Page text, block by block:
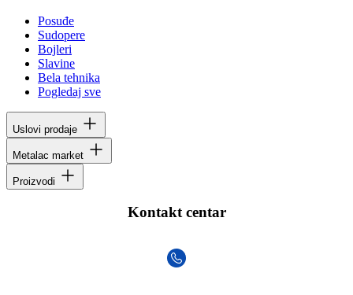
Posuđe
Sudopere
Bojleri
Slavine
Bela tehnika
Pogledaj sve
Uslovi prodaje
Metalac market
Proizvodi
Kontakt centar